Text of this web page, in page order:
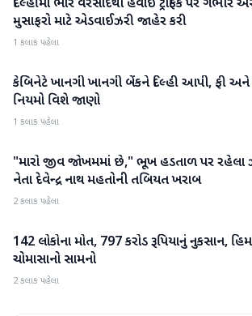
દિલ્હીમાં ભારે વરસાદથી હવાઈ ટ્રાફિક પર ગંભીર
મુસાફરો માટે એડવાઈઝરી જાહેર કરી
1 કલાક પહેલા
રાષ્ટ્રીય
કેબિનેટે ખાનગી ખાનગી બેંકને દિલ્હી આપી, ફી અને
નિયમો વિશે જાણો
1 કલાક પહેલા
રાષ્ટ્રીય
"મારો જીવ જોખમમાં છે," ભૂખ હડતાળ પર રહેલા
નેતા દેવેન્દ્ર નાથ મહતોની તબિયત ખરાબ
2 કલાક પહેલા
રાષ્ટ્રીય
142 લોકોના મોત, 797 કરોડ રૂપિયાનું નુકસાન,
ચોમાસાનો સામનો
2 કલાક પહેલા